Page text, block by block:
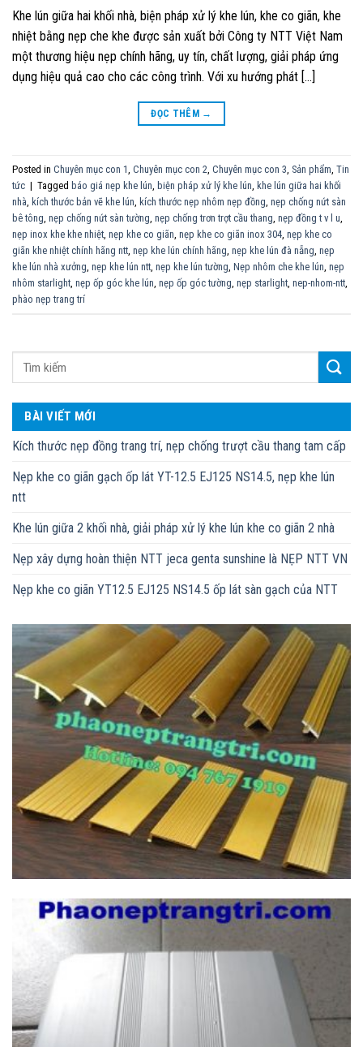
BÀI VIẾT MỚI
Kích thước nẹp đồng trang trí, nẹp chống trượt cầu thang tam cấp
Nẹp khe co giãn gạch ốp lát YT-12.5 EJ125 NS14.5, nẹp khe lún
ntt
Khe lún giữa 2 khối nhà, giải pháp xử lý khe lún khe co giãn 2 nhà
Nẹp xây dựng hoàn thiện NTT jeca genta sunshine là NẸP NTT VN
Nẹp khe co giãn YT12.5 EJ125 NS14.5 ốp lát sàn gạch của NTT
Khe lún giữa hai khối nhà, biện pháp xử lý khe lún, khe co giãn, khe
nhiệt bằng nẹp che khe được sản xuất bởi Công ty NTT Việt Nam
một thương hiệu nẹp chính hãng, uy tín, chất lượng, giải pháp ứng
dụng hiệu quả cao cho các công trình. Với xu hướng phát […]
ĐỌC THÊM →
Posted in Chuyên mục con 1 Chuyên mục con 2 Chuyên mục con 3 Sản phẩm Tin
tức | Tagged báo giá nẹp khe lún biện pháp xử lý khe lún khe lún giữa hai khối
nhà kích thước bản vẽ khe lún kích thước nẹp nhôm nẹp đồng nẹp chống nứt sàn
bê tông nẹp chống nứt sàn tường nẹp chống trơn trợt cầu thang nẹp đồng t v l u
nẹp inox khe khe nhiệt nẹp khe co giãn nẹp khe co giãn inox 304 nẹp khe co
giãn khe nhiệt chính hãng ntt nẹp khe lún chính hãng nẹp khe lún đà nẵng nẹp
khe lún nhà xưởng nẹp khe lún ntt nẹp khe lún tường Nẹp nhôm che khe lún nẹp
nhôm starlight nẹp ốp góc khe lún nẹp ốp góc tường nẹp starlight nep-nhom-ntt
phào nẹp trang trí